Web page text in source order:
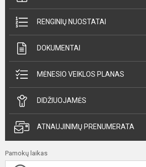
RENGINIŲ NUOSTATAI
DOKUMENTAI
MĖNESIO VEIKLOS PLANAS
DIDŽIUOJAMĖS
ATNAUJINIMŲ PRENUMERATA
Pamokų laikas